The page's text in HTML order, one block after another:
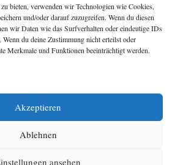
bieten, verwenden wir Technologien wie Cookies,
und/oder darauf zuzugreifen. Wenn du diesen
wir Daten wie das Surfverhalten oder eindeutige IDs
Wenn du deine Zustimmung nicht erteilst oder
Merkmale und Funktionen beeinträchtigt werden.
Akzeptieren
Ablehnen
ansehen
Impressum
Michael Baden,
Diese Webseite stellt
zehn Jahre der